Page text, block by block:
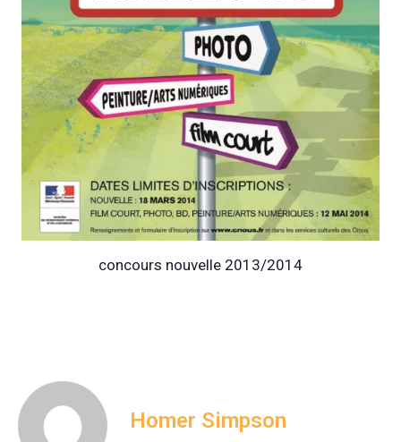
concours nouvelle 2013/2014
Homer Simpson